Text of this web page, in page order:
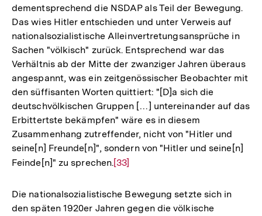
Auflösung
der
Fußnote
dementsprechend die NSDAP als Teil der Bewegung.
Das wies Hitler entschieden und unter Verweis auf
nationalsozialistische Alleinvertretungsansprüche in
Sachen "völkisch" zurück. Entsprechend war das
Verhältnis ab der Mitte der zwanziger Jahren überaus
angespannt, was ein zeitgenössischer Beobachter mit
den süffisanten Worten quittiert: "[D]a sich die
deutschvölkischen Gruppen […] untereinander auf das
Erbittertste bekämpfen" wäre es in diesem
Zusammenhang zutreffender, nicht von "Hitler und
seine[n] Freunde[n]", sondern von "Hitler und seine[n]
Feinde[n]" zu sprechen.Zur
der
Fußnote
[33]
Die nationalsozialistische Bewegung setzte sich in
den späten 1920er Jahren gegen die völkische